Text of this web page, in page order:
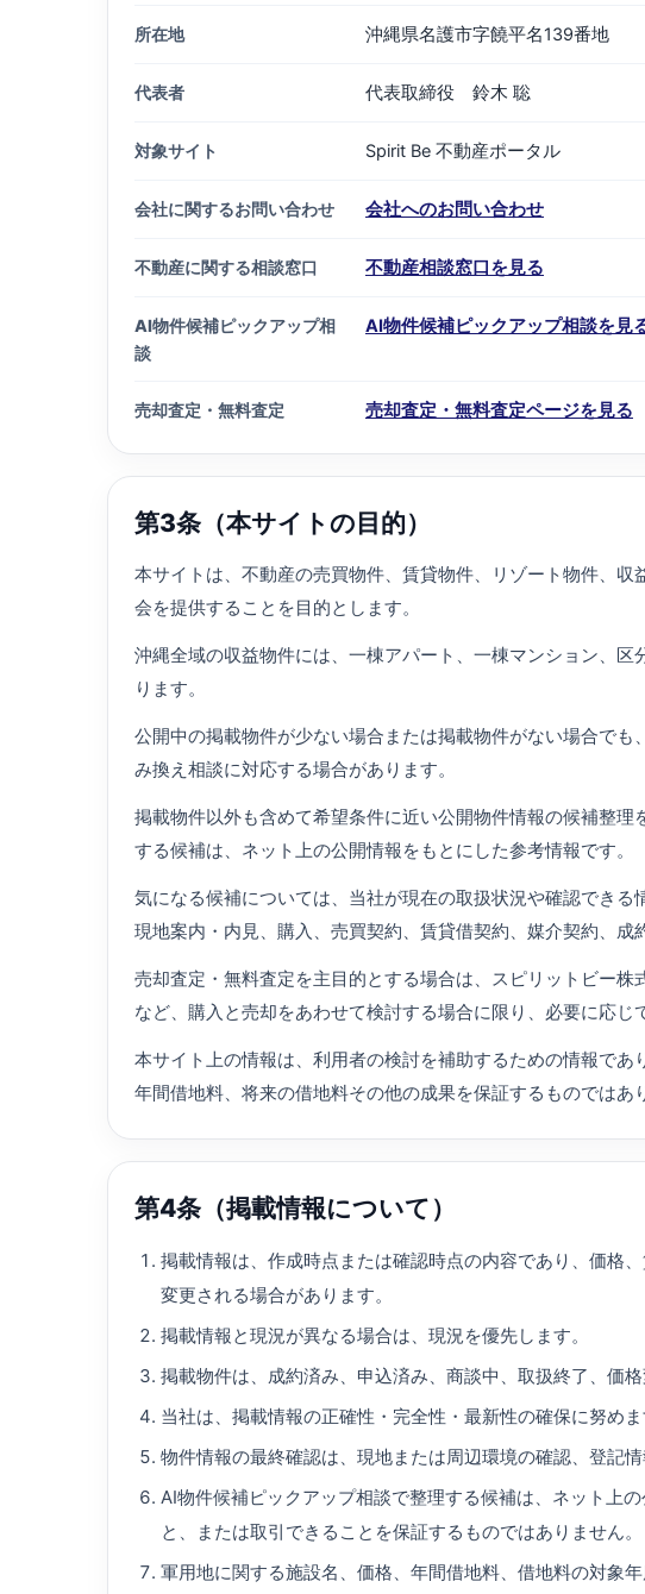
所在地 沖縄県名護市字饒平名139番地
代表者 代表取締役 鈴木 聡
対象サイト Spirit Be 不動産ポータル
会社に関するお問い合わせ 会社へのお問い合わせ
不動産に関する相談窓口 不動産相談窓口を見る
AI物件候補ピックアップ相
談
AI物件候補ピックアップ相談を見
売却査定・無料査定 売却査定・無料査定ページを見る
第3条（本サイトの目的）
本サイトは、不動産の売買物件、賃貸物件、リゾート物件、
会を提供することを目的とします。
沖縄全域の収益物件には、一棟アパート、一棟マンション、
ります。
公開中の掲載物件が少ない場合または掲載物件がない場合で
み換え相談に対応する場合があります。
掲載物件以外も含めて希望条件に近い公開物件情報の候補整
する候補は、ネット上の公開情報をもとにした参考情報です。
気になる候補については、当社が現在の取扱状況や確認でき
現地案内・内見、購入、売買契約、賃貸借契約、媒介契約、成
売却査定・無料査定を主目的とする場合は、スピリットビー
など、購入と売却をあわせて検討する場合に限り、必要に応
本サイト上の情報は、利用者の検討を補助するための情報で
年間借地料、将来の借地料その他の成果を保証するものではあ
第4条（掲載情報について）
掲載情報は、作成時点または確認時点の内容であり、価格
変更される場合があります。
掲載情報と現況が異なる場合は、現況を優先します。
掲載物件は、成約済み、申込済み、商談中、取扱終了、価
当社は、掲載情報の正確性・完全性・最新性の確保に努め
物件情報の最終確認は、現地または周辺環境の確認、登記
AI物件候補ピックアップ相談で整理する候補は、ネット上
と、または取引できることを保証するものではありません。
軍用地に関する施設名、価格、年間借地料、借地料の対象